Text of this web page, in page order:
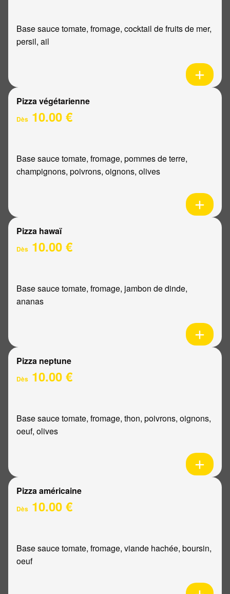
Base sauce tomate, fromage, cocktail de fruits de mer,
persil, ail
Pizza végétarienne
Dès 10.00 €
Base sauce tomate, fromage, pommes de terre,
champignons, poivrons, oignons, olives
Pizza hawaï
Dès 10.00 €
Base sauce tomate, fromage, jambon de dinde,
ananas
Pizza neptune
Dès 10.00 €
Base sauce tomate, fromage, thon, poivrons, oignons,
oeuf, olives
Pizza américaine
Dès 10.00 €
Base sauce tomate, fromage, viande hachée, boursin,
oeuf